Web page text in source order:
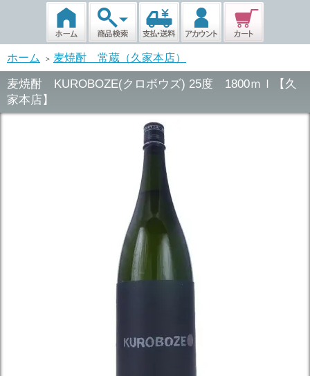
ホーム > 麦焼酎 常蔵（久家本店）
麦焼酎 KUROBOZE(クロボウズ) 25度 1800ｍｌ【久
家本店】